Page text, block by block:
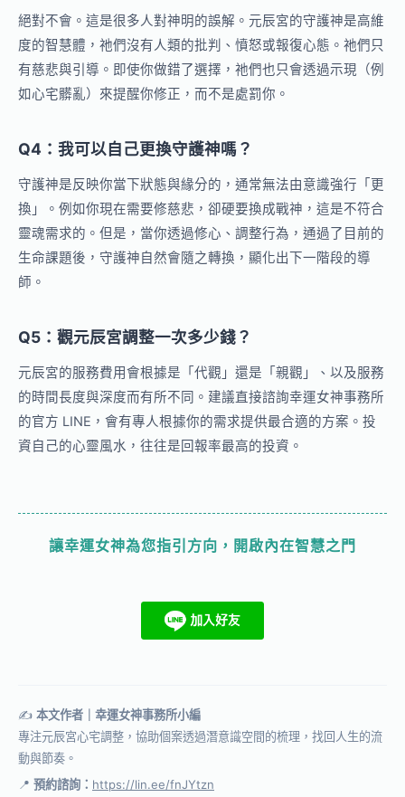
絕對不會。這是很多人對神明的誤解。元辰宮的守護神是高維
度的智慧體，祂們沒有人類的批判、憤怒或報復心態。祂們只
有慈悲與引導。即使你做錯了選擇，祂們也只會透過示現（例
如心宅髒亂）來提醒你修正，而不是處罰你。
Q4：我可以自己更換守護神嗎？
守護神是反映你當下狀態與緣分的，通常無法由意識強行「更
換」。例如你現在需要修慈悲，卻硬要換成戰神，這是不符合
靈魂需求的。但是，當你透過修心、調整行為，通過了目前的
生命課題後，守護神自然會隨之轉換，顯化出下一階段的導
師。
Q5：觀元辰宮調整一次多少錢？
元辰宮的服務費用會根據是「代觀」還是「親觀」、以及服務
的時間長度與深度而有所不同。建議直接諮詢幸運女神事務所
的官方 LINE，會有專人根據你的需求提供最合適的方案。投
資自己的心靈風水，往往是回報率最高的投資。
讓幸運女神為您指引方向，開啟內在智慧之門
✍️ 本文作者｜幸運女神事務所小編
專注元辰宮心宅調整，協助個案透過潛意識空間的梳理，找回人生的流
動與節奏。
📍 預約諮詢： https://lin.ee/fnJYtzn